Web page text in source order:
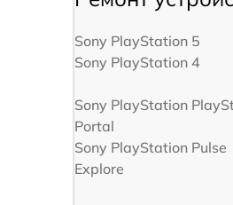
Sony PlayStation 5
Sony PlayStation 4
Sony PlayStation
Portal
Sony PlayStation Pulse
Explore